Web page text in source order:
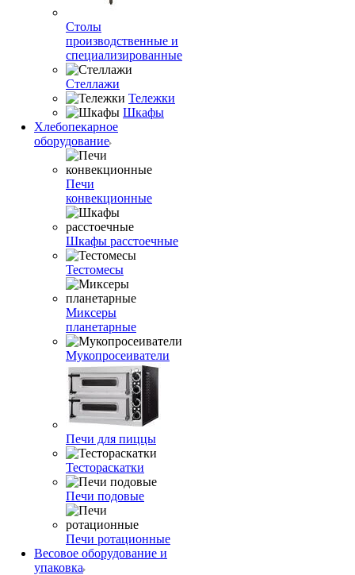
Столы
производственные и
специализированные
Стеллажи
Тележки
Шкафы
Хлебопекарное
оборудование
Печи
конвекционные
Шкафы расстоечные
Тестомесы
Миксеры
планетарные
Мукопросеиватели
Печи для пиццы
Тестораскатки
Печи подовые
Печи ротационные
Весовое оборудование и
упаковка